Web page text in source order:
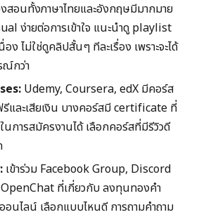
สอนทั้งภาษาไทยและอังกฤษมีมากมาย
ง่ายต่อการเข้าใจ แนะนำดู playlist
ง ไม่ใช่ดูคลิปสั้นๆ ทีละเรื่อง เพราะจะได้
ณ์กว่า
Udemy, Coursera, edX มีคอร์ส
และเสียเงิน บางคอร์สมี certificate ที่
นการสมัครงานได้ เลือกคอร์สที่มีรีวิวดี
เข้าร่วม Facebook Group, Discord
ที่เกี่ยวกับ ลงทุนทองคำ
อนไลน์ เลือกแบบไหนดี การถามคำถาม